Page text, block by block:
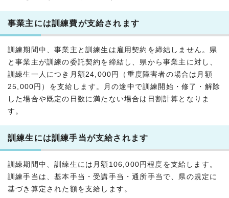
事業主には訓練費が支給されます
訓練期間中、事業主と訓練生は雇用契約を締結しません。県
と事業主が訓練の委託契約を締結し、県から事業主に対し、
訓練生一人につき月額24,000円（重度障害者の場合は月額
25,000円）を支給します。月の途中で訓練開始・修了・解除
した場合や既定の日数に満たない場合は日割計算となりま
す。
訓練生には訓練手当が支給されます
訓練期間中、訓練生には月額106,000円程度を支給します。
訓練手当は、基本手当・受講手当・通所手当で、県の規定に
基づき算定された額を支給します。